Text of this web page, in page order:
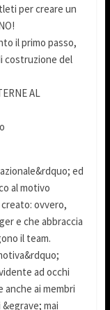
per creare un
il primo passo,
costruzione del
AL
ed
al motivo
ovvero,
e che abbraccia
il team.
ad occhi
ai membri
mai